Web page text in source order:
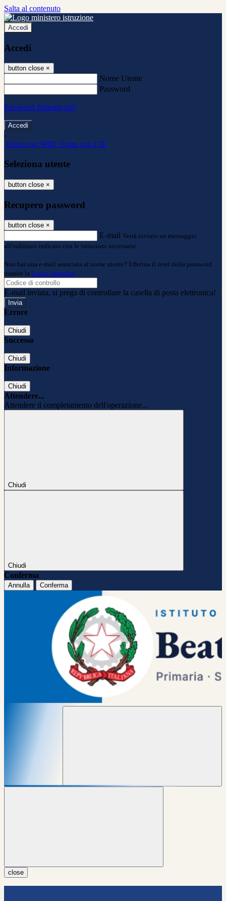
Salta al contenuto
Accedi
Accedi
button close ×
Nome Utente
Password
Password dimenticata?
-
Entra con SPID Entra con CIE
Seleziona utente
button close ×
Recupero password
button close ×
E-mail Verrà inviato un messaggio
all'indirizzo indicato con le istruzioni necessarie.
Non hai una e-mail associata al nome utente? Effettua il reset della password
tramite la Login Spaggiari
E-mail inviata, si prega di controllare la casella di posta elettronica!
Errore
Chiudi
Successo
Chiudi
Informazione
Chiudi
Attendere...
Attendere il completamento dell'operazione...
Chiudi
Chiudi
Conferma
Annulla Conferma
close